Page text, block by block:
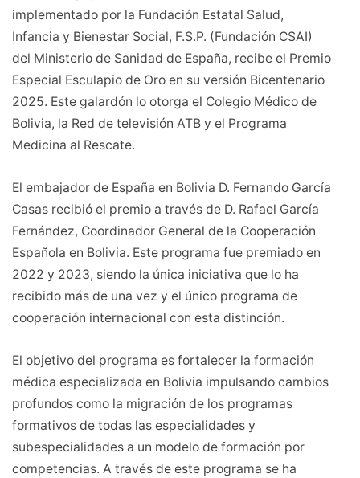
implementado por la Fundación Estatal Salud,
Infancia y Bienestar Social, F.S.P. (Fundación CSAI)
del Ministerio de Sanidad de España, recibe el Premio
Especial Esculapio de Oro en su versión Bicentenario
2025. Este galardón lo otorga el Colegio Médico de
Bolivia, la Red de televisión ATB y el Programa
Medicina al Rescate.
El embajador de España en Bolivia D. Fernando García
Casas recibió el premio a través de D. Rafael García
Fernández, Coordinador General de la Cooperación
Española en Bolivia. Este programa fue premiado en
2022 y 2023, siendo la única iniciativa que lo ha
recibido más de una vez y el único programa de
cooperación internacional con esta distinción.
El objetivo del programa es fortalecer la formación
médica especializada en Bolivia impulsando cambios
profundos como la migración de los programas
formativos de todas las especialidades y
subespecialidades a un modelo de formación por
competencias. A través de este programa se ha